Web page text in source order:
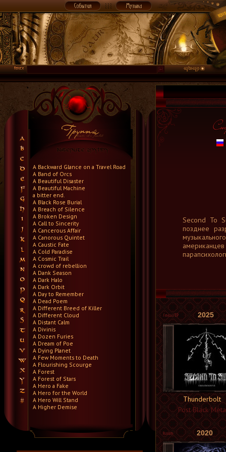
A Backward Glance on a Travel Road
A Band of Orcs
A Beautiful Disaster
A Beautiful Machine
a bitter end.
A Black Rose Burial
A Breach of Silence
A Broken Design
A Call to Sincerity
A Cancerous Affair
A Canorous Quintet
A Caustic Fate
A Cold Paradise
A Cosmic Trail
A crowd of rebellion
A Dank Season
A Dark Halo
A Dark Orbit
A Day to Remember
A Dead Poem
A Different Breed of Killer
A Different Cloud
A Distant Calm
A Divinis
A Dozen Furies
A Dream of Poe
A Dying Planet
A Few Moments to Death
A Flourishing Scourge
A Forest
A Forest of Stars
A Hero a Fake
A Hero for the World
A Hero Will Stand
A Higher Demise
A Life Once Lost
A Light Divided
A Lot Like Birds
Second To
позднее
2025
Thunderbolt
Post Black
2020